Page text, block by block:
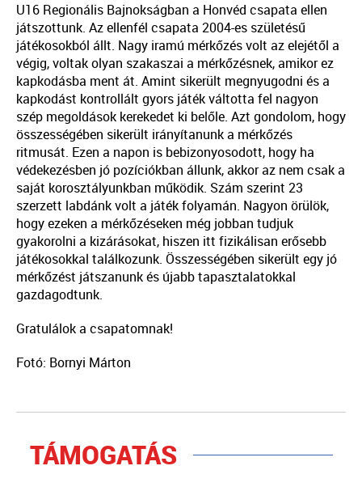
U16 Regionális Bajnokságban a Honvéd csapata ellen
játszottunk. Az ellenfél csapata 2004-es születésű
játékosokból állt. Nagy iramú mérkőzés volt az elejétől a
végig, voltak olyan szakaszai a mérkőzésnek, amikor ez
kapkodásba ment át. Amint sikerült megnyugodni és a
kapkodást kontrollált gyors játék váltotta fel nagyon
szép megoldások kerekedet ki belőle. Azt gondolom, hogy
összességében sikerült irányítanunk a mérkőzés
ritmusát. Ezen a napon is bebizonyosodott, hogy ha
védekezésben jó pozíciókban állunk, akkor az nem csak a
saját korosztályunkban működik. Szám szerint 23
szerzett labdánk volt a játék folyamán. Nagyon örülök,
hogy ezeken a mérkőzéseken még jobban tudjuk
gyakorolni a kizárásokat, hiszen itt fizikálisan erősebb
játékosokkal találkozunk. Összességében sikerült egy jó
mérkőzést játszanunk és újabb tapasztalatokkal
gazdagodtunk.
Gratulálok a csapatomnak!
Fotó: Bornyi Márton
TÁMOGATÁS